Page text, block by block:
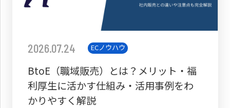
2026.07.24 ECノウハウ
BtoE（職域販売）とは？メリット・福
利厚生に活かす仕組み・活用事例をわ
かりやすく解説